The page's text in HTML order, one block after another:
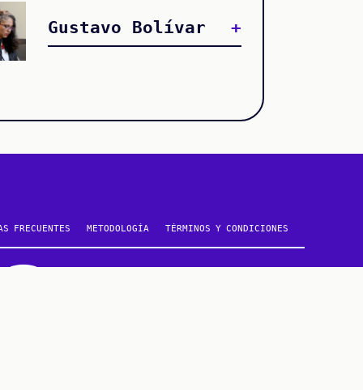
Gustavo Bolívar
FRECUENTES METODOLOGÍA TÉRMINOS Y CONDICIONES